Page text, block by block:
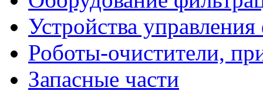
Устройства
Роботы-очистители,
Запасные части